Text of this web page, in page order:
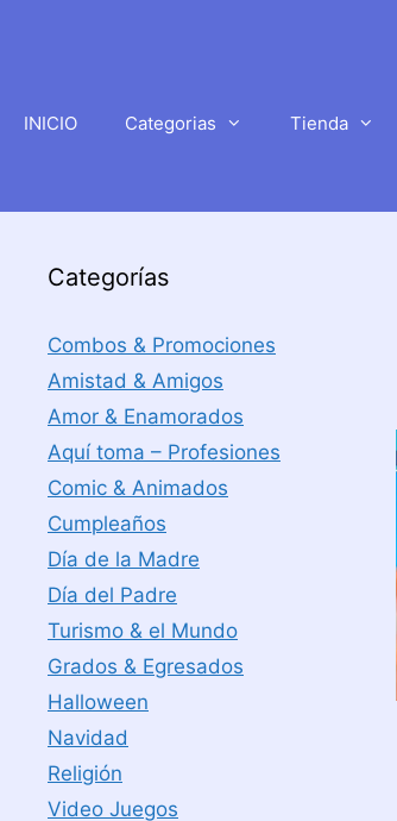
INICIO Categorias Tienda
Categorías
Combos & Promociones
Amistad & Amigos
Amor & Enamorados
Aquí toma – Profesiones
Comic & Animados
Cumpleaños
Día de la Madre
Día del Padre
Turismo & el Mundo
Grados & Egresados
Halloween
Navidad
Religión
Video Juegos